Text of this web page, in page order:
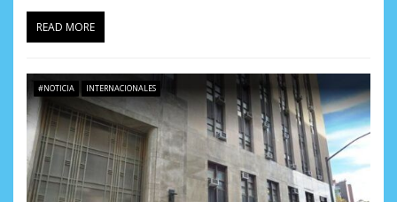
READ MORE
#NOTICIA INTERNACIONALES